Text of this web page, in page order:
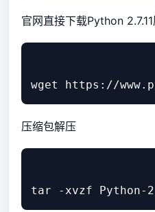
官网直接下载Python
压缩包解压